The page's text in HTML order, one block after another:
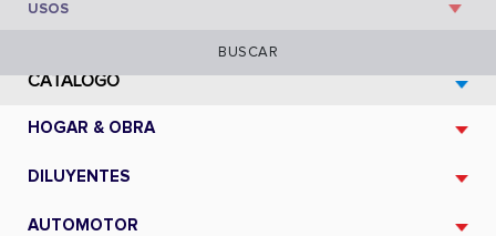
BUSCAR
CATÁLOGO
HOGAR & OBRA
DILUYENTES
AUTOMOTOR